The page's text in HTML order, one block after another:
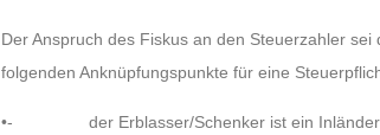
Der Anspruch des Fiskus an den Steuerzahler
folgenden Anknüpfungspunkte für eine
•- der Erblasser/Schenker ist ein Inländer